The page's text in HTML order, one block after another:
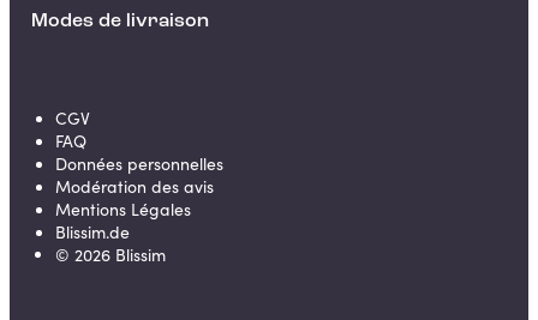
Modes de livraison
CGV
FAQ
Données personnelles
Modération des avis
Mentions Légales
Blissim.de
© 2026 Blissim